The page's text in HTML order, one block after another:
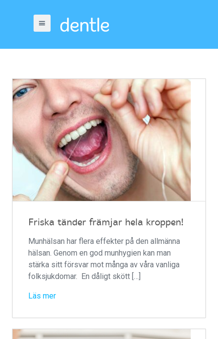
Friska tänder främjar hela kroppen!
Munhälsan har flera effekter på den allmänna
hälsan. Genom en god munhygien kan man
stärka sitt försvar mot många av våra vanliga
folksjukdomar. En dåligt skött […]
Läs mer